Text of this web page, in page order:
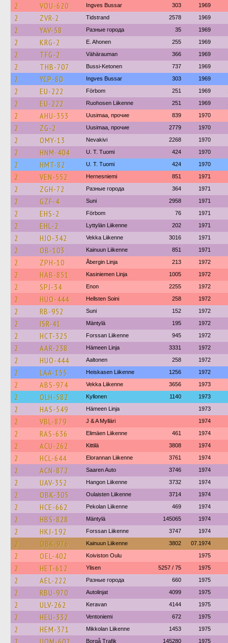
2 VOU-620 Ingves Bussar 303 1969
2 ZVR-2 Tidstrand 2578 1969
2 YAV-58 Разные города 35 1969
2 KRG-2 E. Ahonen 255 1969
2 TFG-2 Vähärauman 366 1969
2 THB-707 Bussi-Ketonen 737 1969
2 YCP-80 Ingves Bussar 303 1969
2 EU-222 Förbom 251 1969
2 EU-222 Ruohosen Liikenne 251 1969
2 AHU-353 Uusimaa, прочие 839 1970
2 ZG-2 Uusimaa, прочие 2779 1970
2 OMY-13 Nevakivi 2268 1970
2 HNM-404 U. T. Tuomi 424 1970
2 HMT-82 U. T. Tuomi 424 1970
2 VEN-552 Hernesniemi 851 1971
2 ZGH-72 Разные города 364 1971
2 GZF-4 Suni 2958 1971
2 EHS-2 Förbom 76 1971
2 EHL-2 Lyttylän Liikenne 202 1971
2 HJO-342 Vekka Liikenne 3016 1971
2 OB-103 Kainuun Liikenne 851 1971
2 ZPH-10 Åbergin Linja 213 1972
2 HAB-851 Kasiniemen Linja 1005 1972
2 SPJ-34 Enon 2255 1972
2 HUO-444 Hellsten Soini 258 1972
2 RB-952 Suni 152 1972
2 ISR-41 Mäntylä 195 1972
2 HCT-325 Forssan Liikenne 945 1972
2 AAR-238 Hämeen Linja 3331 1972
2 HUO-444 Aaltonen 258 1972
2 LAA-155 Heiskasen Liikenne 1256 1972
2 ABS-974 Vekka Liikenne 3656 1973
2 OLH-582 Kyllonen 1140 1973
2 HAS-549 Hämeen Linja 1973
2 VBL-879 J & A Mylläri 1974
2 RAS-636 Elimäen Liikenne 461 1974
2 ACU-262 Kittilä 3808 1974
2 HCL-644 Elorannan Liikenne 3761 1974
2 ACN-872 Saaren Auto 3746 1974
2 UAV-352 Hangon Liikenne 3732 1974
2 OBK-305 Oulaisten Liikenne 3714 1974
2 HCE-662 Pekolan Liikenne 469 1974
2 HBS-828 Mäntylä 145065 1974
2 HKJ-192 Forssan Liikenne 3747 1974
2 OBK-976 Kainuun Liikenne 3802 07.1974
2 OEL-402 Koiviston Oulu 1975
2 HET-612 Ylisen 5257 / 75 1975
2 AEL-222 Разные города 660 1975
2 RBU-970 Autolinjat 4099 1975
2 ULV-262 Keravan 4144 1975
2 HEU-332 Ventoniemi 672 1975
2 HEM-371 Mikkolan Liikenne 1453 1975
Borgå Trafik 145280 1975